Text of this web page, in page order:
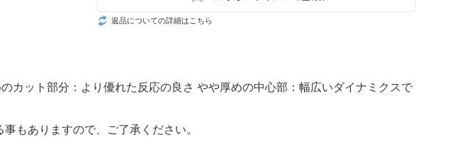
返品についての詳細はこちら
カット部分：より優れた反応の良さ やや厚めの中心部：幅広いダイナミクスで
もありますので、ご了承ください。